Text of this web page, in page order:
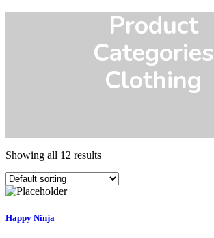
Product
Categories
Clothing
Showing all 12 results
Happy Ninja